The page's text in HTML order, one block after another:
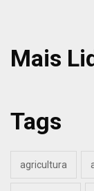
Mais
Tags
agricultura